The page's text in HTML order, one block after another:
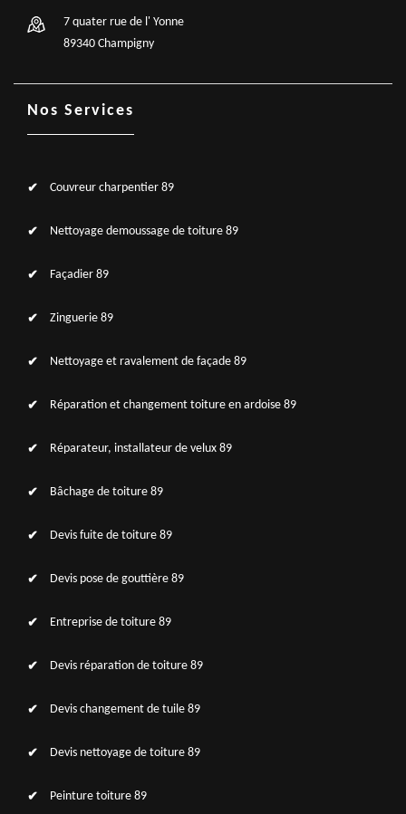
7 quater rue de l' Yonne
89340 Champigny
Nos Services
Couvreur charpentier 89
Nettoyage demoussage de toiture 89
Façadier 89
Zinguerie 89
Nettoyage et ravalement de façade 89
Réparation et changement toiture en ardoise 89
Réparateur, installateur de velux 89
Bâchage de toiture 89
Devis fuite de toiture 89
Devis pose de gouttière 89
Entreprise de toiture 89
Devis réparation de toiture 89
Devis changement de tuile 89
Devis nettoyage de toiture 89
Peinture toiture 89